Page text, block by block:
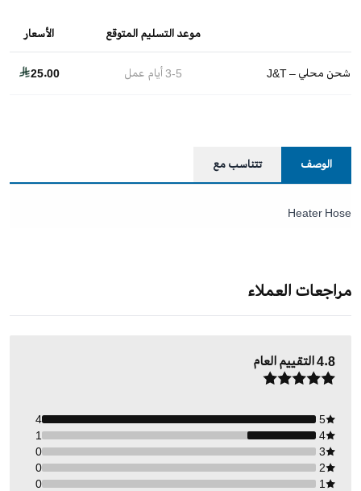
موعد التسليم المتوقع الأسعار
شحن محلي – J&T 3-5أيام عمل 25.00
الوصف تتناسب مع
Heater Hose
مراجعات العملاء
4.8التقييم العام
5
4
4
1
3
0
2
0
1
0